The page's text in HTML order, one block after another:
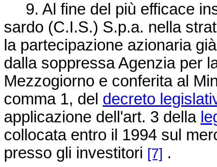
9. Al fine del più efficace
sardo (C.I.S.) S.p.a. nella
la partecipazione azionaria
dalla soppressa Agenzia per
Mezzogiorno e conferita al
comma 1, del decreto
applicazione dell'art. 3 della
collocata entro il 1994 sul
presso gli investitori [7] .